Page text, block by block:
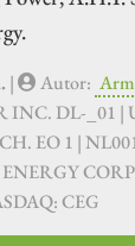
| Autor:
INC. DL-_01 |
EO 1 |
CEG